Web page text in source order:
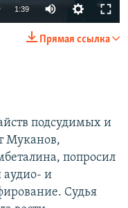
1:39
Прямая ссылка
подсудимых и
Муканов,
попросил
аудио- и
Судья